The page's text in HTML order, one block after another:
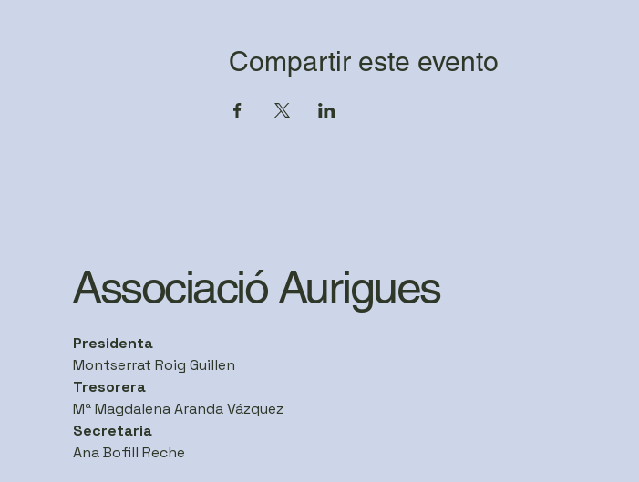
Compartir este evento
Associació Aurigues
Presidenta
Montserrat Roig Guillen
Tresorera
Mª Magdalena Aranda Vázquez
Secretaria
Ana Bofill Reche